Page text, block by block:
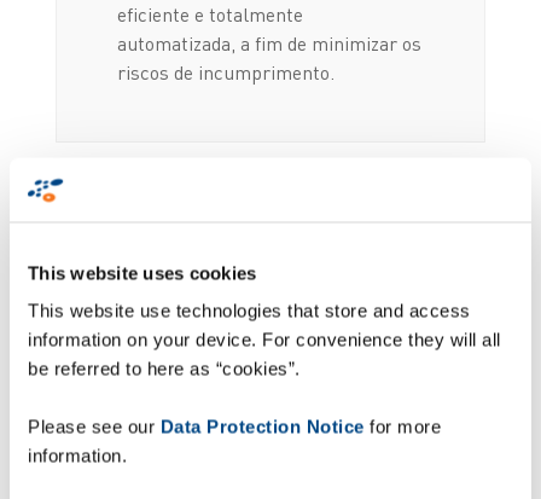
This website uses cookies
This website use technologies that store and access
information on your device. For convenience they will all
be referred to here as “cookies”.
Please see our Data Protection Notice for more
information.
eficiente e totalmente
automatizada, a fim de minimizar os
riscos de incumprimento.
Solução chave-na-mão
assegura total
cumprimento da lei
A fábrica de produção da Kellogg de Valls, em
equipada com os mais modernos sistemas de
impressão e aplicação da Zetes. O sistema